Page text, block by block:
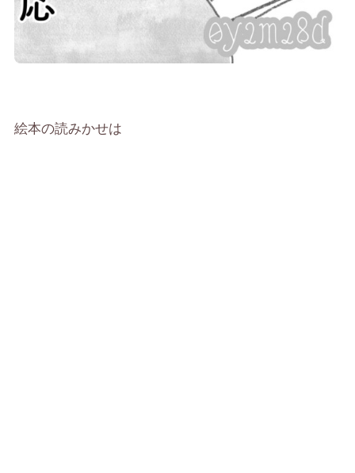
絵本の読みかせは